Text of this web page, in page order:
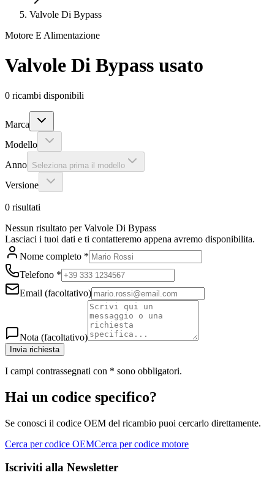
Valvole Di Bypass
Motore E Alimentazione
Valvole Di Bypass usato
0 ricambi disponibili
Marca
Modello
Anno Seleziona prima il modello
Versione
0 risultati
Nessun risultato per Valvole Di Bypass
Lasciaci i tuoi dati e ti contatteremo appena avremo disponibilita.
Nome completo *
Telefono *
Email (facoltativo)
Nota (facoltativo)
Invia richiesta
I campi contrassegnati con * sono obbligatori.
Hai un codice specifico?
Se conosci il codice OEM del ricambio puoi cercarlo direttamente.
Cerca per codice OEMCerca per codice motore
Iscriviti alla Newsletter